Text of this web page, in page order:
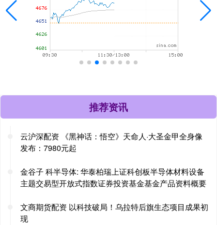
推荐资讯
云沪深配资 《黑神话：悟空》天命人·大圣金甲全身像
发布：7980元起
金谷子 科半导体: 华泰柏瑞上证科创板半导体材料设备
主题交易型开放式指数证券投资基金基金产品资料概要
文商期货配资 以科技破局！乌拉特后旗生态项目成果初
现